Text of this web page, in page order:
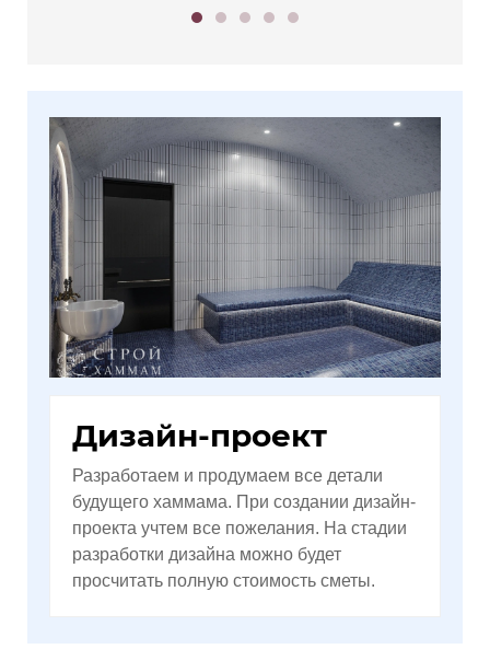
Дизайн-проект
Разработаем и продумаем все детали
будущего хаммама. При создании дизайн-
проекта учтем все пожелания. На стадии
разработки дизайна можно будет
просчитать полную стоимость сметы.